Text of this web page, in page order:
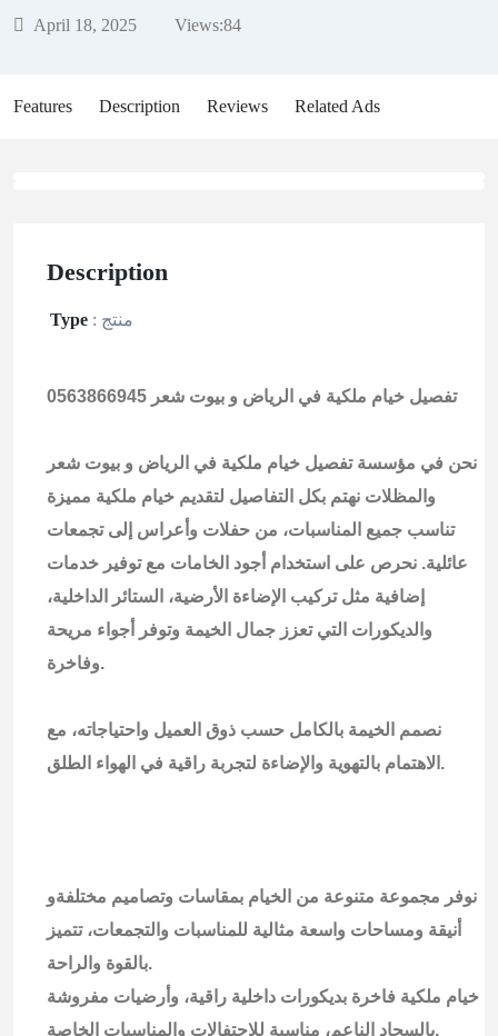
April 18, 2025 Views:84
Features Description Reviews Related Ads
Description
Type : منتج
تفصيل خيام ملكية في الرياض و بيوت شعر 0563866945
نحن في مؤسسة تفصيل خيام ملكية في الرياض و بيوت شعر
والمظلات نهتم بكل التفاصيل لتقديم خيام ملكية مميزة
تناسب جميع المناسبات، من حفلات وأعراس إلى تجمعات
عائلية. نحرص على استخدام أجود الخامات مع توفير خدمات
إضافية مثل تركيب الإضاءة الأرضية، الستائر الداخلية،
والديكورات التي تعزز جمال الخيمة وتوفر أجواء مريحة
وفاخرة.
نصمم الخيمة بالكامل حسب ذوق العميل واحتياجاته، مع
الاهتمام بالتهوية والإضاءة لتجربة راقية في الهواء الطلق.
نوفر مجموعة متنوعة من الخيام بمقاسات وتصاميم مختلفةو
أنيقة ومساحات واسعة مثالية للمناسبات والتجمعات، تتميز
بالقوة والراحة.
خيام ملكية فاخرة بديكورات داخلية راقية، وأرضيات مفروشة
بالسجاد الناعم، مناسبة للاحتفالات والمناسبات الخاصة.